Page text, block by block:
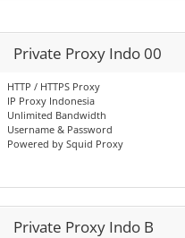
Private Proxy Indo 00
HTTP / HTTPS Proxy
IP Proxy Indonesia
Unlimited Bandwidth
Username & Password
Powered by Squid Proxy
Private Proxy Indo B